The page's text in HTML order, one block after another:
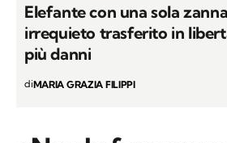
Elefante con una sola
irrequieto trasferito in
più danni
diMARIA GRAZIA FILIPPI